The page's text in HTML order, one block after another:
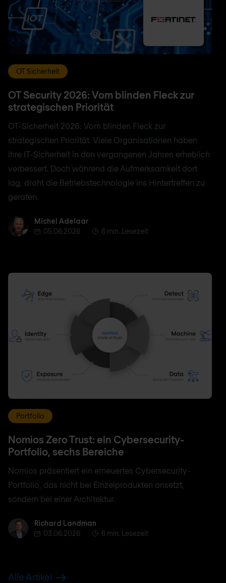
OT Sicherheit
OT Security 2026: Vom blinden Fleck zur
strategischen Priorität
OT-Sicherheit 2026: Vom blinden Fleck zur
strategischen Priorität. Viele Organisationen haben
ihre IT-Sicherheit in den vergangenen Jahren erheblich
verbessert. Doch während die Aufmerksamkeit dort
lag, droht die Betriebstechnologie ins Hintertreffen zu
geraten.
Michel Adelaar
Michel Adelaar
05.06.2026
6 min. Lesezeit
Portfolio
Nomios Zero Trust: ein Cybersecurity-
Portfolio, sechs Bereiche
Nomios präsentiert ein erneuertes Cybersecurity-
Portfolio, das nicht bei Einzelprodukten ansetzt,
sondern bei einer Architektur.
Richard Landman
Richard Landman
03.06.2026
6 min. Lesezeit
Alle Artikel